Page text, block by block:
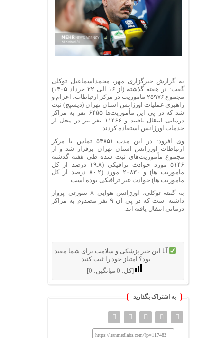
به گزارش خبرگزاری مهر، محمداسماعیل توکلی
گفت: در هفته گذشته (از ۱۶ الی ۲۲ خرداد ۱۴۰۵)
مجموع ۲۵۹۷۶ ماموریت در مرکز ارتباطات، اعزام و
راهبری عملیات اورژانس استان تهران (دیسپچ) ثبت
شد که در پی این مأموریت‌ها ۶۴۵۵ نفر به مراکز
درمانی انتقال یافتند و ۱۱۴۶۶ نفر نیز در محل از
خدمات اورژانس استفاده کردند.
وی افزود: در این مدت ۵۴۸۵۱ تماس با مرکز
ارتباطات اورژانس استان تهران برقرار شد و از
مجموع مأموریت‌های ثبت شده طی هفته گذشته
۵۱۴۶ مورد حوادث ترافیکی (۱۹.۸ درصد از کل
ماموریت ها) و ۲۰۸۳۰ مورد (۸۰.۲ درصد از کل
ماموریت ها) حوادث غیر ترافیکی بوده است.
به گفته توکلی، اورژانس هوایی ۸ سورتی پرواز
داشته است که در پی آن ۹ نفر مصدوم به مراکز
درمانی انتقال یافته اند.
آیا این خبر پزشکی و سلامت برای شما مفید
بود؟ امتیاز خود را ثبت کنید.
[کل: 0میانگین: 0
]
به اشتراک بگذارید
https://iranmedlabs.com/?p=117482